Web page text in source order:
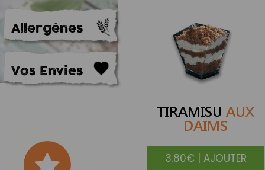
Allergènes
Vos Envies
TIRAMISU AUX
DAIMS
3.80€ | AJOUTER